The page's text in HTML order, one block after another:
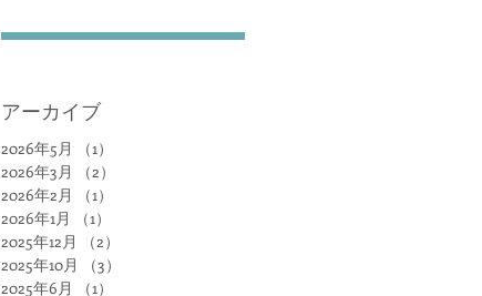
アーカイブ
2026年5月 （1）
2026年3月
（2）
2026年2月
（1）
2026年1月
（1）
2025年12月
（2）
2025年10月
（3）
2025年6月
（1）